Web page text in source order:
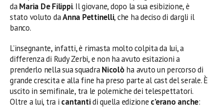
daMaria De Filippi. Il giovane, dopo la sua esibizione, è
stato voluto daAnna Pettinelli, che ha deciso di dargli il
banco.
L’insegnante, infatti, è rimasta molto colpita da lui, a
differenza di Rudy Zerbi, e non ha avuto esitazioni a
prenderlo nella sua squadraNicolò ha avuto un percorso di
grande crescita e alla fine ha preso parte al cast del serale. È
uscito in semifinale, tra le polemiche dei telespettatori.
Oltre a lui, tra i cantantidi quella edizione c’erano anche: